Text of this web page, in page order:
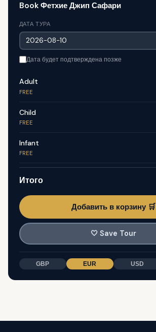
Book Фетхие Джип Сафари
ДАТА ТУРА
Дата будет подтверждена позже
Adult
FREE
Child
FREE
Infant
FREE
Итого
Добавить в корзину 🛒
🤍 Save Tour
GBP EUR USD